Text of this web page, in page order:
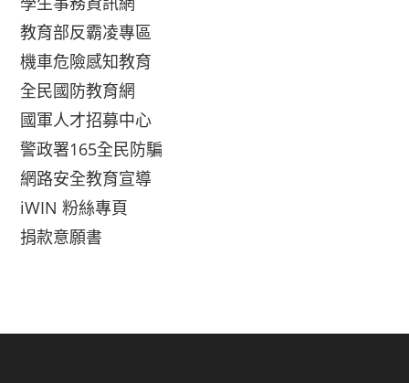
教育部反霸凌專區
機車危險感知教育
全民國防教育網
國軍人才招募中心
警政署165全民防騙
網路安全教育宣導
iWIN 粉絲專頁
捐款意願書